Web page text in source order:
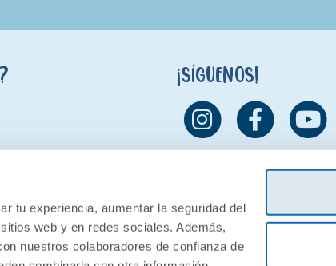
tu experiencia, aumentar la seguridad del
web y en redes sociales. Además,
nuestros colaboradores de confianza de
¡Síguenos!